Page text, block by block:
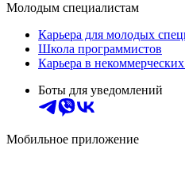
Молодым специалистам
Карьера для молодых
Школа программистов
Карьера в
Боты для уведомлений
Мобильное приложение